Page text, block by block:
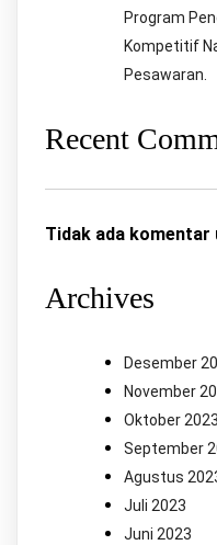
Program
Kompetitif
Pesawaran.
Recent
Tidak ada
Archives
Desember
November
Oktober 2023
September
Agustus
Juli 2023
Juni 2023